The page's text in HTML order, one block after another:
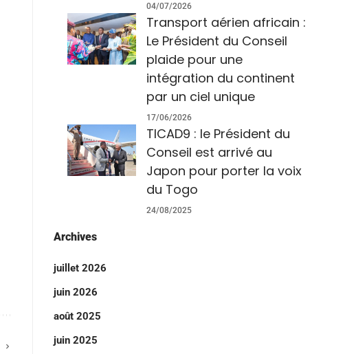
04/07/2026
Transport aérien africain :
Le Président du Conseil
plaide pour une
intégration du continent
par un ciel unique
17/06/2026
TICAD9 : le Président du
Conseil est arrivé au
Japon pour porter la voix
du Togo
24/08/2025
Archives
juillet 2026
juin 2026
août 2025
juin 2025